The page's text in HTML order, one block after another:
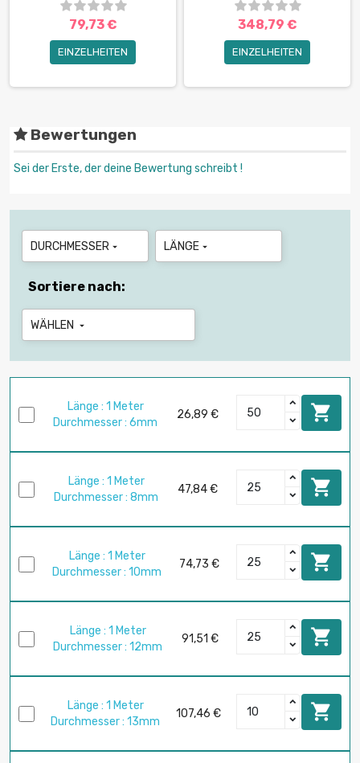
79,73 €
EINZELHEITEN
348,79 €
EINZELHEITEN
Bewertungen
Sei der Erste, der deine Bewertung schreibt !
DURCHMESSER  LÄNGE 
Sortiere nach:
WÄHLEN 
Länge : 1 Meter
Durchmesser : 6mm
26,89 € 
Länge : 1 Meter
Durchmesser : 8mm
47,84 € 
Länge : 1 Meter
Durchmesser : 10mm
74,73 € 
Länge : 1 Meter
Durchmesser : 12mm
91,51 € 
Länge : 1 Meter
Durchmesser : 13mm
107,46 € 